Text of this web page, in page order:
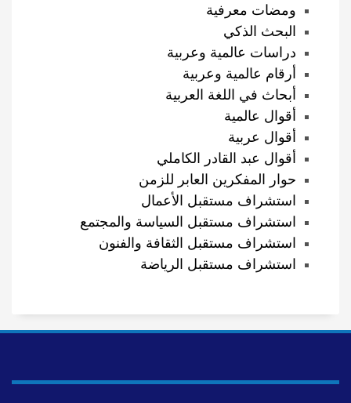
ومضات معرفية
البحث الذكي
دراسات عالمية وعربية
أرقام عالمية وعربية
أبحاث في اللغة العربية
أقوال عالمية
أقوال عربية
أقوال عبد القادر الكاملي
حوار المفكرين العابر للزمن
استشراف مستقبل الأعمال
استشراف مستقبل السياسة والمجتمع
استشراف مستقبل الثقافة والفنون
استشراف مستقبل الرياضة